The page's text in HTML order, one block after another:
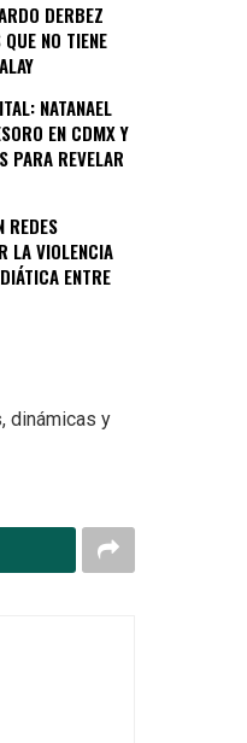
DERBEZ
NO TIENE
NATANAEL
EN CDMX Y
PARA REVELAR
REDES
LA VIOLENCIA
ENTRE
dinámicas y